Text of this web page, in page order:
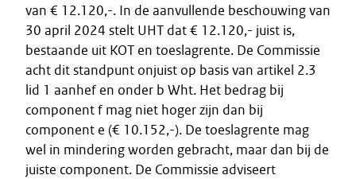
van € 12.120,-. In de aanvullende beschouwing van
30 april 2024 stelt UHT dat € 12.120,- juist is,
bestaande uit KOT en toeslagrente. De Commissie
acht dit standpunt onjuist op basis van artikel 2.3
lid 1 aanhef en onder b Wht. Het bedrag bij
component f mag niet hoger zijn dan bij
component e (€ 10.152,-). De toeslagrente mag
wel in mindering worden gebracht, maar dan bij de
juiste component. De Commissie adviseert